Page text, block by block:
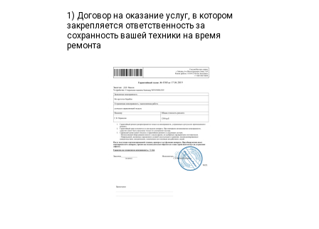
1) Договор на оказание услуг, в котором
закрепляется ответственность за
сохранность вашей техники на время
ремонта